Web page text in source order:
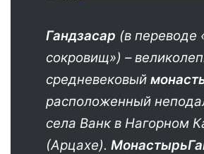
Гандзасар (в переводе
сокровищ») –
средневековый
расположенный
села Ванк в Нагорном
(Арцахе). Монастырь